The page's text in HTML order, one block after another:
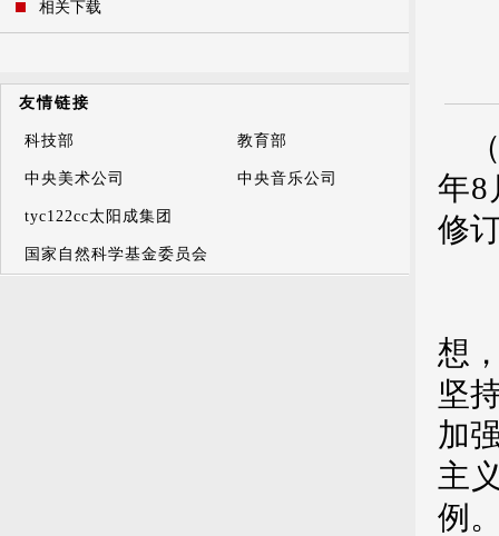
年8
修
想
坚
加
主
例
相关下载
友情链接
科技部 教育部
中央美术公司 中央音乐公司
tyc122cc太阳成集团
国家自然科学基金委员会